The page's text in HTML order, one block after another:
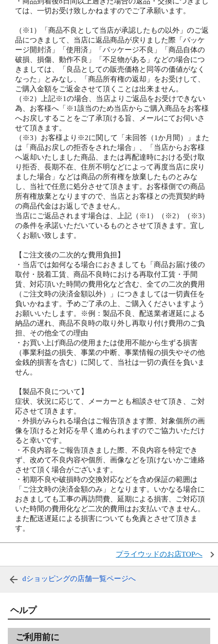
ては、一切お受け致しかねますのでご了承願います。
（※1）「商品不良として当店が承認したもの以外」のご返
品につきまして、当店に返品商品が戻りました際「パッケ
ージ開封済」「使用済」「パッケージ不良」「商品自体の
破損、損傷、動作不良」「不足物がある」などの場合につ
きましては、「良品としての販売価格と同等の価値がなく
なった」とみなし、「商品所有権の返却」をお受けして、
ご購入金額をご返金させて頂くことは出来ません。
（※2）上記※1の場合、当店よりご返品をお受けできない
為、お客様へ「※1該当のため当店からご購入商品をお客様
へお戻しすることをご了承頂ける旨、メールにてお伺いさ
せて頂きます。
（※3）お客様より※2に関して「未回答（1か月間）」また
は「商品お戻しの拒否をされた場合」、「当店からお客様
へ返却いたしました商品、または再配達時における受け取
り拒否、長期不在、住所不明などによって再度当店に戻り
ました場合」などは商品の所有権を放棄したものとみな
し、当社で任意に処分させて頂きます。お客様側での商品
所有権放棄となりますので、当店とお客様との売買契約時
の商品代金はお返しできません。
当店にご返品されます場合は、上記（※1）（※2）（※3）
の条件を承諾いただいているものとさせて頂きます。宜し
くお願い致します。
【ご注文後の二次的な費用負担】
・当店では如何なる場合におきましても「商品お届け後の
取付・脱着工賃、商品不良時における再取付工賃・手間
賃、対応頂いた時間の費用化など含む、全ての二次的費用
（ご注文時の決済金額以外）」につきましては一切責任を
負いかねます。予めご了承の上、ご購入くださいますよう
お願いいたします。※例：製品不良、配送業者遅延による
納品の遅れ、商品不良時の取り外し再取り付け費用のご負
担、その他全ての理由
・お買い上げ商品の使用または使用不能から生ずる損害
（事業利益の損失、事業の中断、事業情報の損失やその他
金銭的損害を含む）に関して、当社は一切の責任を負いま
せん。
【製品不良について】
症状、状況に応じて、メーカーとも相談させて頂き、ご対
応させて頂きます。
・外損がみられる場合はご報告頂きます際、対象個所の画
像を頂けると対応を早く進められますのでご協力いただけ
ると幸いです。
・不良内容をご報告頂きました際、不良内容を特定でき
ず、改めて不良内容や個所、画像などを頂けないかご連絡
させて頂く場合がございます。
・初期不良や破損時の交換対応などを含め保証の範囲は
「ご注文時の決済金額のみ」となります。いかなる場合に
おきましても工事の再訪問費、延期による損害、ご対応頂
いた時間の費用化など二次的費用はお支払いできません。
また配送遅延による損害についても免責とさせて頂きま
す。
プライウッドのお店TOPへ
dショッピングの店舗一覧ページへ
ヘルプ
ご利用前に